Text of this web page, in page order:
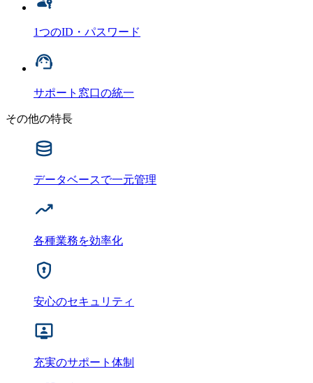
1つのID・パスワード
サポート窓口の統一
その他の特長
データベースで一元管理
各種業務を効率化
安心のセキュリティ
充実のサポート体制